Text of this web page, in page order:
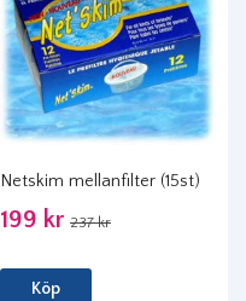
Netskim mellanfilter (15st)
199 kr 237 kr
Köp